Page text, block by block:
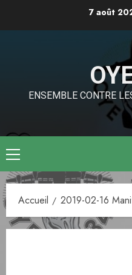
7 août
ENSEMBLE CONTRE
Menu
principal
Accueil 2019-02-16